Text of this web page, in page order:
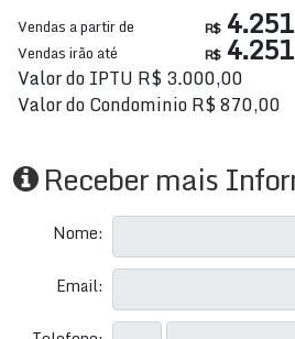
R$
Vendas a partir de
R$
Vendas irão até
Valor do IPTU R$3.000,00
Valor do CondominioR$870,00
Receber mais
Nome:
Email: